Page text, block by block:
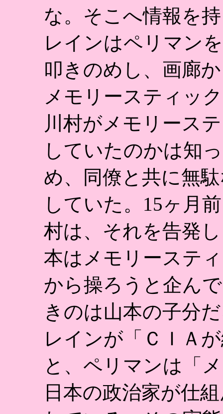
な。そこへ情報を
レインはペリマン
叩きのめし、画廊
メモリースティッ
川村がメモリース
していたのかは知
め、同僚と共に無
していた。15ヶ月
村は、それを告発
本はメモリーステ
から操ろうと企ん
きのは山本の子分
レインが「ＣＩＡ
と、ペリマンは「
日本の政治家が仕